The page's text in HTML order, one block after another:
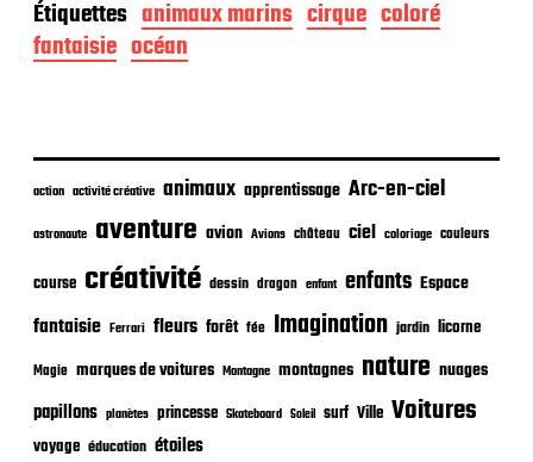
e
d
e
l
i
a
i
n
Étiquettes animaux marins cirque coloré
fantaisie océan
action activité créative animaux apprentissage Arc-en-ciel
astronaute aventure avion Avions château ciel coloriage couleurs
course créativité dessin dragon enfant enfants Espace
fantaisie Ferrari fleurs forêt fée Imagination jardin licorne
Magie marques de voitures Montagne montagnes nature nuages
papillons planètes princesse Skateboard Soleil surf Ville Voitures
voyage éducation étoiles